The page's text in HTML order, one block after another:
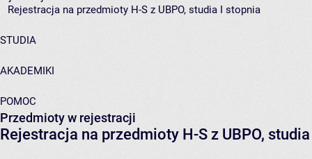
Rejestracja na przedmioty H-S z UBPO, studia I stopnia
STUDIA
AKADEMIKI
POMOC
Przedmioty w rejestracji
Rejestracja na przedmioty H-S z UBPO,